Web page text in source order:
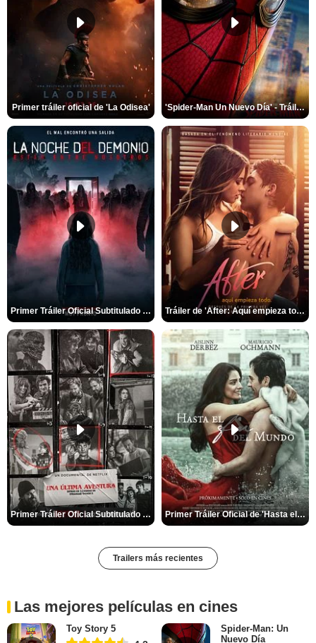
Primer tráiler oficial de 'La Odisea' 'Spider-Man Un Nuevo Día' - Tráiler oficial subtitulado
Primer Tráiler Oficial Subtitulado de 'La Noche Del Demonio: Están Entre Nosotros' Tráiler de 'After: Aquí empieza todo'
Primer Tráiler Oficial Subtitulado de 'Una última aventura: Detrás de cámaras de Stranger Things 5' Primer Tráiler Oficial de 'Hasta el fin del mundo'
Trailers más recientes
Las mejores películas en cines
Toy Story 5
Spider-Man: Un
Nuevo Día